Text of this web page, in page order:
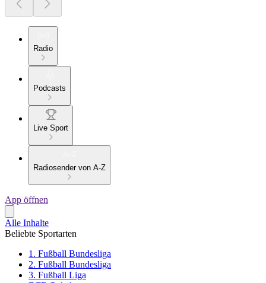
Radio
Podcasts
Live Sport
Radiosender von A-Z
App öffnen
Alle Inhalte
Beliebte Sportarten
1. Fußball Bundesliga
2. Fußball Bundesliga
3. Fußball Liga